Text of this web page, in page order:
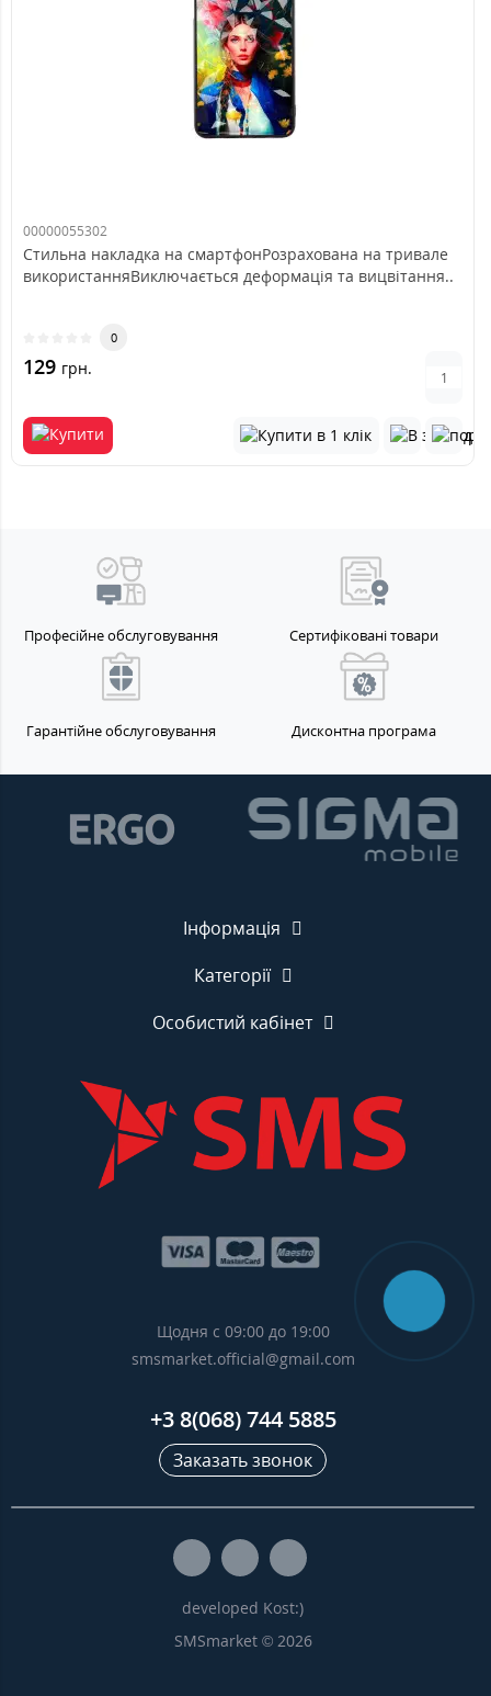
00000055302
Стильна накладка на смартфонРозрахована на тривале
використанняВиключається деформація та вицвітання..
0
129 грн.
Професійне обслуговування Сертифіковані товари
Гарантійне обслуговування Дисконтна програма
Інформація
Категорії
Особистий кабінет
Щодня с 09:00 до 19:00
smsmarket.official@gmail.com
+3 8(068) 744 5885
Заказать звонок
SMSmarket © 2026
developed Kost:)